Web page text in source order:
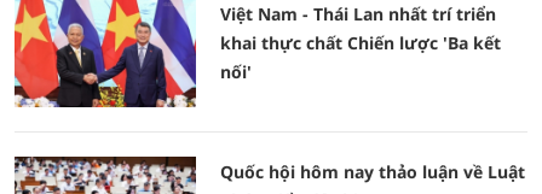
Việt Nam - Thái Lan nhất trí triển
khai thực chất Chiến lược 'Ba kết
nối'
Quốc hội hôm nay thảo luận về Luật